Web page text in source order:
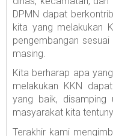
DPMN dapat
kita yang melakukan
pengembangan
masing.
Kita berharap apa
melakukan KKN
yang baik, disamping
masyarakat kita
Terakhir kami